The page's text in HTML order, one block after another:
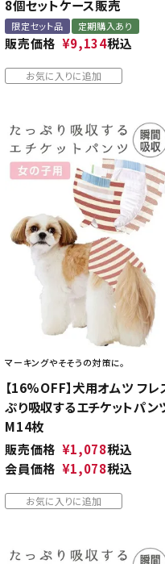
8個セットケース販売
限定セット品 定期購入あり
販売価格 ¥9,134税込
お気に入りに追加
マーキングやそそうの対策に。
【16%OFF】犬用オムツ フ
ぷり吸収するエチケットパン
M14枚
販売価格 ¥1,078税込
会員価格 ¥1,078税込
お気に入りに追加